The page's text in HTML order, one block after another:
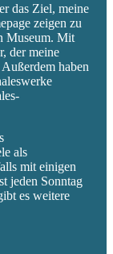
das Ziel, meine
zeigen zu
Museum. Mit
der meine
haben
als
mit einigen
jeden Sonntag
es weitere